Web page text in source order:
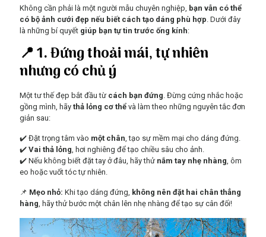
Không cần phải là một người mẫu chuyên nghiệp, bạn vẫn có thể
có bộ ảnh cưới đẹp nếu biết cách tạo dáng phù hợp. Dưới đây
là những bí quyết giúp bạn tự tin trước ống kính:
📍 1. Đứng thoải mái, tự nhiên
nhưng có chủ ý
Một tư thế đẹp bắt đầu từ cách bạn đứng. Đừng cứng nhắc hoặc
gồng mình, hãy thả lỏng cơ thể và làm theo những nguyên tắc đơn
giản sau:
✔️ Đặt trọng tâm vào một chân, tạo sự mềm mại cho dáng đứng.
✔️ Vai thả lỏng, hơi nghiêng để tạo chiều sâu cho ảnh.
✔️ Nếu không biết đặt tay ở đâu, hãy thử nắm tay nhẹ nhàng, ôm
eo hoặc vuốt tóc tự nhiên.
📌 Mẹo nhỏ: Khi tạo dáng đứng, không nên đặt hai chân thẳng
hàng, hãy thử bước một chân lên nhẹ nhàng để tạo sự cân đối!